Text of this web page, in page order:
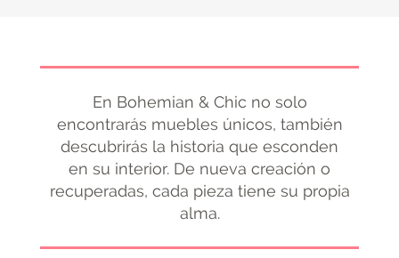
En Bohemian & Chic no solo
encontrarás muebles únicos, también
descubrirás la historia que esconden
en su interior. De nueva creación o
recuperadas, cada pieza tiene su propia
alma.